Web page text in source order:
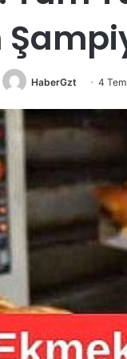
HaberGzt 4